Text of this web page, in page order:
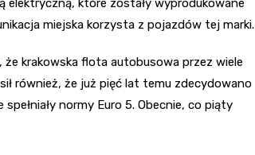
elektryczną, które zostały wyprodukowane
miejska korzysta z pojazdów tej marki.
że krakowska flota autobusowa przez wiele
również, że już pięć lat temu zdecydowano
normy Euro 5. Obecnie, co piąty